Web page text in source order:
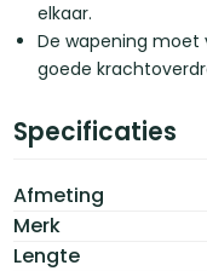
elkaar.
De wapening moet
goede
Specificaties
Afmeting
Merk
Lengte